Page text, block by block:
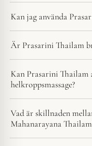
Kan jag använda
Är Prasarini Thailam
Kan Prasarini Thailam
helkroppsmassage?
Vad är skillnaden
Mahanarayana